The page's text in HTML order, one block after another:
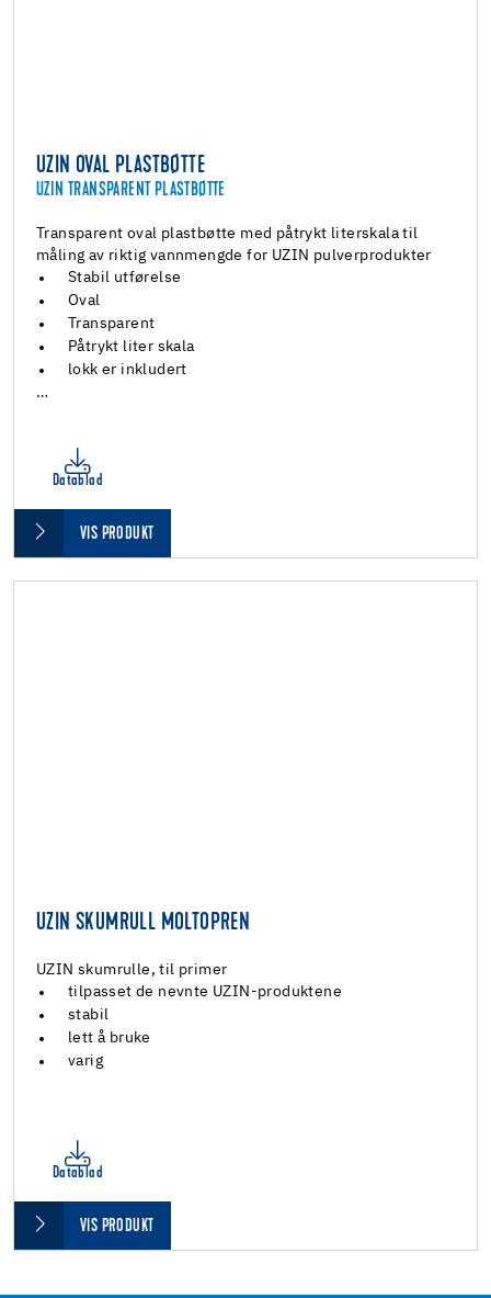
UZIN OVAL PLASTBØTTE
UZIN TRANSPARENT PLASTBØTTE
Transparent oval plastbøtte med påtrykt literskala til
måling av riktig vannmengde for UZIN pulverprodukter
Stabil utførelse
Oval
Transparent
Påtrykt liter skala
lokk er inkludert
…
Datablad
VIS PRODUKT
UZIN SKUMRULL MOLTOPREN
UZIN skumrulle, til primer
tilpasset de nevnte UZIN-produktene
stabil
lett å bruke
varig
Datablad
VIS PRODUKT